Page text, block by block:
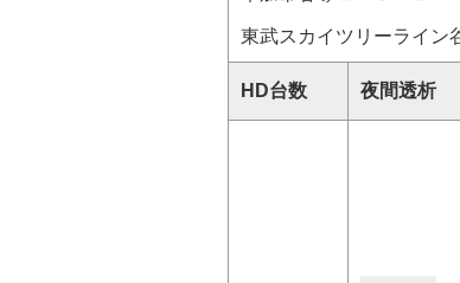
東武スカイツリーライン
HD台数 夜間透析